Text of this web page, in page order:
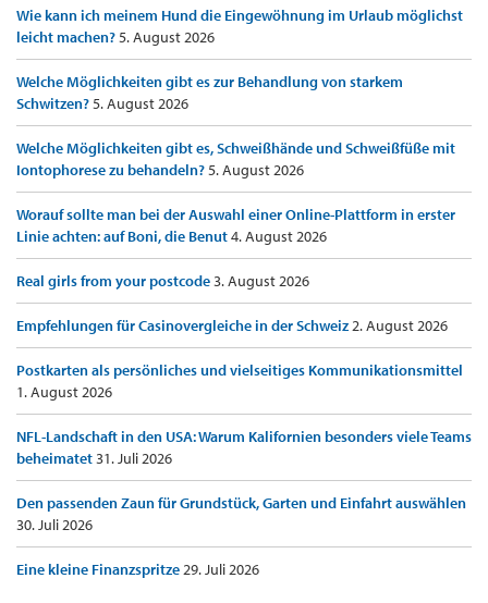
Wie kann ich meinem Hund die Eingewöhnung im Urlaub möglichst
leicht machen?5. August 2026
Welche Möglichkeiten gibt es zur Behandlung von starkem
Schwitzen?5. August 2026
Welche Möglichkeiten gibt es, Schweißhände und Schweißfüße mit
Iontophorese zu behandeln?5. August 2026
Worauf sollte man bei der Auswahl einer Online-Plattform in erster
Linie achten: auf Boni, die Benut4. August 2026
Real girls from your postcode3. August 2026
Empfehlungen für Casinovergleiche in der Schweiz2. August 2026
Postkarten als persönliches und vielseitiges Kommunikationsmittel
1. August 2026
NFL-Landschaft in den USA: Warum Kalifornien besonders viele Teams
beheimatet31. Juli 2026
Den passenden Zaun für Grundstück, Garten und Einfahrt auswählen
30. Juli 2026
Eine kleine Finanzspritze29. Juli 2026